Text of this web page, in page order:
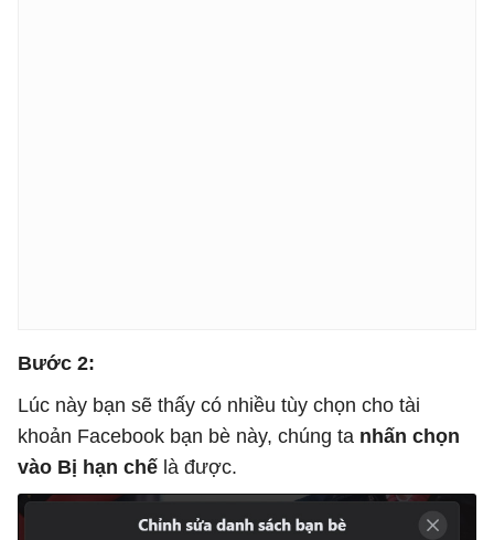
Bước 2:
Lúc này bạn sẽ thấy có nhiều tùy chọn cho tài
khoản Facebook bạn bè này, chúng ta nhấn chọn
vào Bị hạn chế là được.